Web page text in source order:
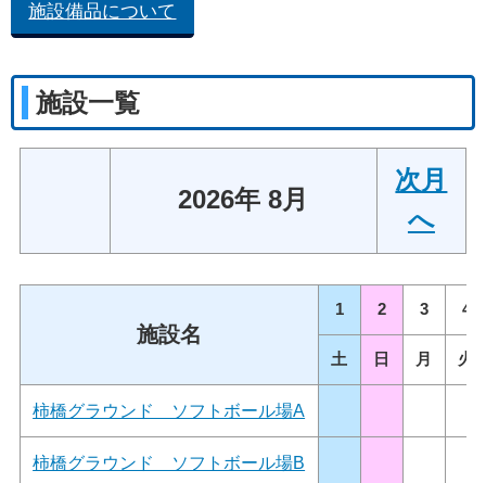
施設備品について
施設一覧
2026年 8月
次月
へ
施設名
1 2 3 4
土 日 月 火
柿橋グラウンド ソフトボール場A
柿橋グラウンド ソフトボール場B